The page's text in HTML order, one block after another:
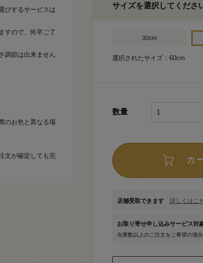
びするサービスは
すので、何卒ご了
調節は出来ません
のお色と異なる場
文が確定しても完
サイズを選択してくださ
30cm
選択されたサイズ：60cm
数量
カ
店舗受取できます 詳しくはこ
お取り寄せ申し込みサービス対
在庫数以上のご注文をご希望の場